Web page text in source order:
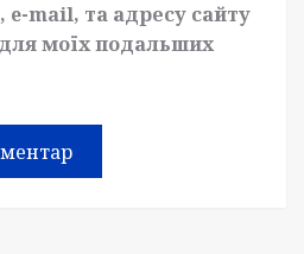
e-mail, та адресу сайту
моїх подальших